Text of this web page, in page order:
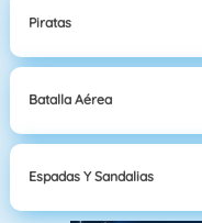
Piratas
Batalla Aérea
Espadas Y Sandalias